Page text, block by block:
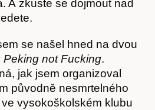
A zkuste se dojmout nad
se našel hned na dvou
Peking not Fucking.
jak jsem organizoval
původně nesmrtelného
vysokoškolském klubu